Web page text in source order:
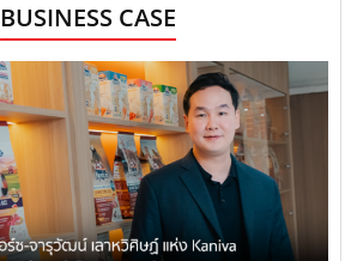
BUSINESS CASE